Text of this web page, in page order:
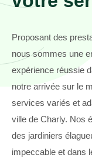
Proposant des
nous sommes une
expérience réussie
notre arrivée sur le
services variés et
ville de Charly. Nos
des jardiniers
impeccable et dans